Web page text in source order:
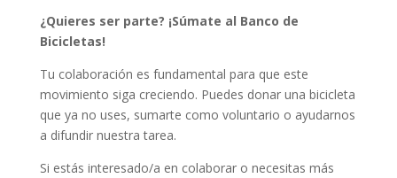
¿Quieres ser parte? ¡Súmate al Banco de
Bicicletas!
Tu colaboración es fundamental para que este
movimiento siga creciendo. Puedes donar una bicicleta
que ya no uses, sumarte como voluntario o ayudarnos
a difundir nuestra tarea.
Si estás interesado/a en colaborar o necesitas más